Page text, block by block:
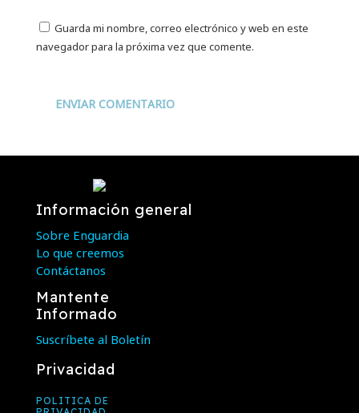
Guarda mi nombre, correo electrónico y web en este
navegador para la próxima vez que comente.
ENVIAR COMENTARIO
Información general
Sobre Enguardia
Lo que creemos
Contáctanos
Mantente
Informado
Suscríbete al Boletín
Privacidad
POLITICA DE